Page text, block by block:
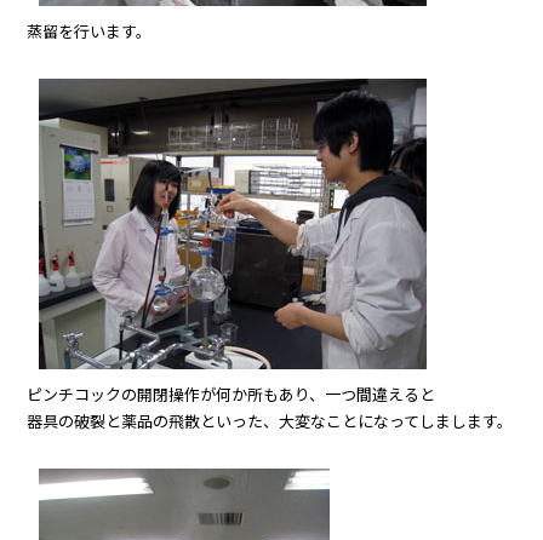
蒸留を行います。
ピンチコックの開閉操作が何か所もあり、一つ間違えると
器具の破裂と薬品の飛散といった、大変なことになってしまします。